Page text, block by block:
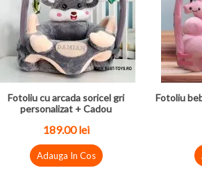
Fotoliu cu arcada soricel gri
personalizat + Cadou
189.00 lei
Adauga In Cos
Fotoliu